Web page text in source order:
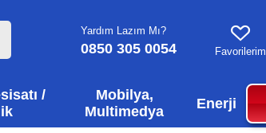
Yardım Lazım Mı?
0850 305 0054 Favorilerim
/
Mobilya,
Multimedya
Enerji